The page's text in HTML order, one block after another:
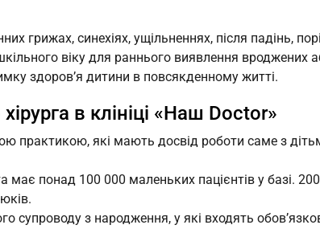
грижах, синехіях, ущільненнях, після падінь,
віку для раннього виявлення вроджених
здоров’я дитини в повсякденному житті.
в клініці «Наш Doctor»
практикою, які мають досвід роботи саме з
понад 100 000 маленьких пацієнтів у базі. 200
супроводу з народження, у які входять